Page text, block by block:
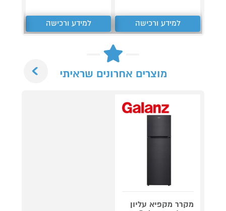
למידע ורכישה למידע ורכישה
מוצרים אחרונים שראיתי
מקרר מקפיא עליון